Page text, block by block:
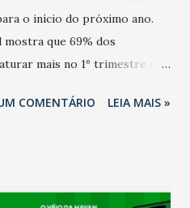
o início do próximo ano.
mostra que 69% dos
mais no 1º trimestre de
ano, 56% também
e pelo pagamento do 13º
COMENTÁRIO LEIA MAIS »